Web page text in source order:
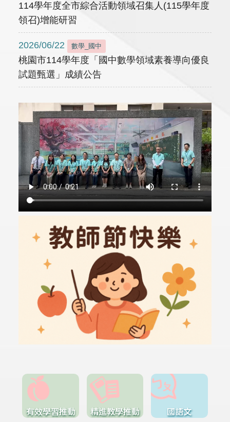
114學年度全市綜合活動領域召集人(115學年度
領召)增能研習
2026/06/22 數學_國中
桃園市114學年度「國中數學領域素養導向優良
試題甄選」成績公告
有效學習推動 精進教學推動 國語文